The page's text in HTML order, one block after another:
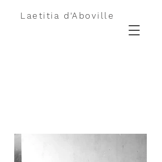
Laetitia d'Aboville